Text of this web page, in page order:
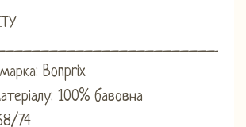
Bonprix
100% бавовна
74